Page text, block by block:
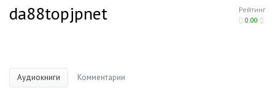
Рейтинг
0.00
da88topjpnet
Аудиокниги Комментарии